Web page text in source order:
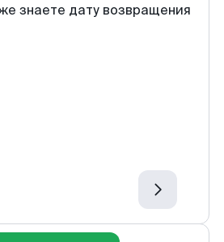
знаете дату возвращения